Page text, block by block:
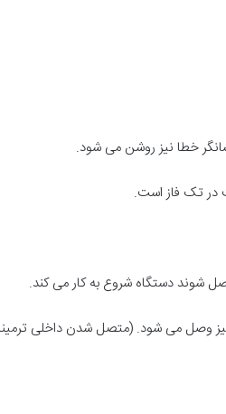
خطا نیز روشن می شود.
می شود. (متصل شدن داخلی ترمینال 15 به